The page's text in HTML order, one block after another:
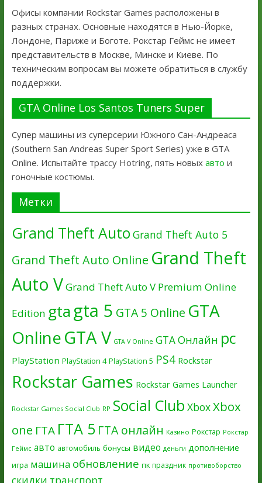
Офисы компании Rockstar Games расположены в
разных странах. Основные находятся в Нью-Йорке,
Лондоне, Париже и Боготе. Рокстар Геймс не имеет
представительств в Москве, Минске и Киеве. По
техническим вопросам вы можете обратиться в службу
поддержки.
GTA Online Los Santos Tuners Super
Супер машины из суперсерии Южного Сан-Андреаса
(Southern San Andreas Super Sport Series) уже в GTA
Online. Испытайте трассу Hotring, пять новых авто и
гоночные костюмы.
Метки
Grand Theft Auto Grand Theft Auto 5
Grand Theft Auto Online Grand Theft
Auto VGrand Theft Auto V Premium Online
Edition gtagta 5 GTA 5 Online GTA
OnlineGTA V GTA V Online GTA Онлайн pc
PlayStation PlayStation 4 PlayStation 5 PS4 Rockstar
Rockstar Games Rockstar Games Launcher
Rockstar Games Social Club RP Social Club XboxXbox
one ГТА ГТА 5 ГТА онлайн Казино Рокстар Рокстар
Геймс авто автомобиль бонусы видео деньги дополнение
игра машина обновление пк праздник противоборство